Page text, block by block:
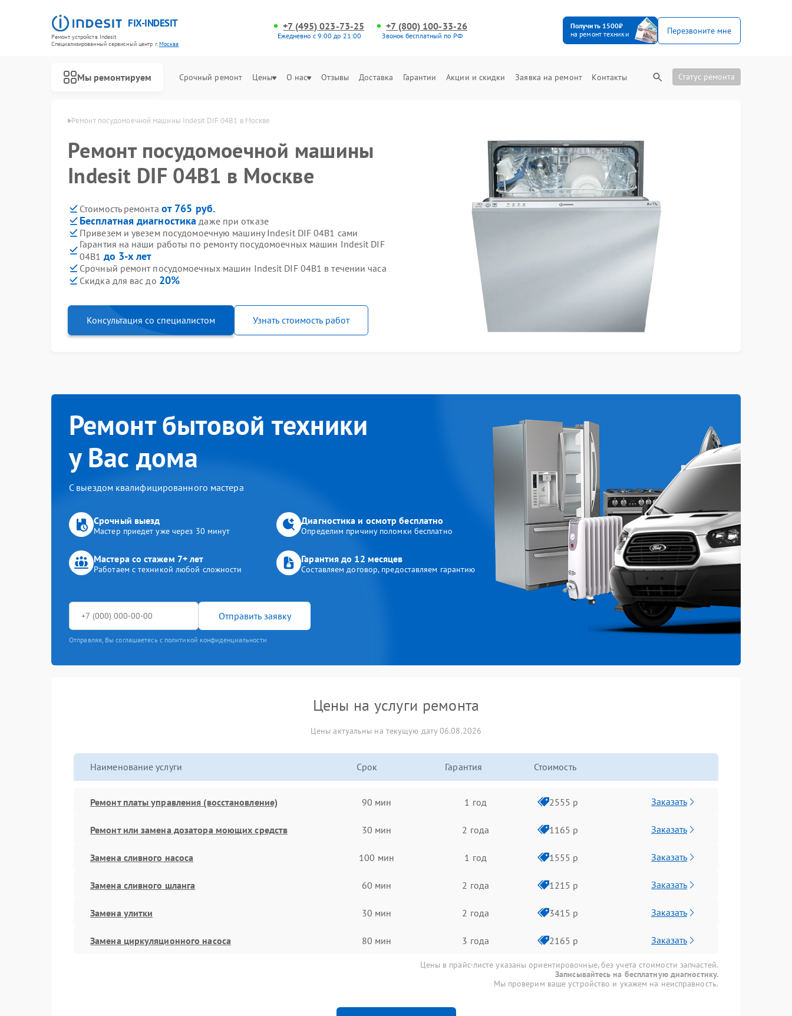
FIX-INDESIT
Ремонт устройств Indesit
Специализированный cервисный центр г.Москва
+7 (495) 023-73-25
Ежедневно с 9:00 до 21:00
+7 (800) 100-33-26
Звонок бесплатный по РФ
Получить 1500₽
на ремонт техники
Перезвоните мне
Мы ремонтируем Срочный ремонт Цены О нас Отзывы Доставка Гарантии Акции и скидки Заявка на ремонт Контакты Статус ремонта
Indesit в Москве Ремонт посудомоечной машины Indesit DIF 04B1 в Москве
Ремонт посудомоечной машины
Indesit DIF 04B1 в Москве
Стоимость ремонта от 765 руб.
Бесплатная диагностика даже при отказе
Привезем и увезем посудомоечную машину Indesit DIF 04B1 сами
Гарантия на наши работы по ремонту посудомоечных машин Indesit DIF
04B1 до 3-х лет
Срочный ремонт посудомоечных машин Indesit DIF 04B1 в течении часа
Скидка для вас до 20%
Консультация со специалистом Узнать стоимость работ
Ремонт бытовой техники
у Вас дома
С выездом квалифицированного мастера
Срочный выезд
Мастер приедет уже через 30 минут
Диагностика и осмотр бесплатно
Определим причину поломки бесплатно
Мастера со стажем 7+ лет
Работаем с техникой любой сложности
Гарантия до 12 месяцев
Составляем договор, предоставляем гарантию
Отправить заявку
Отправляя, Вы соглашаетесь с политикой конфиденциальности
Цены на услуги ремонта
Цены актуальны на текущую дату 06.08.2026
Наименование услуги Срок Гарантия Стоимость
Ремонт платы управления (восстановление) 90 мин 1 год 2555 р Заказать
Ремонт или замена дозатора моющих средств 30 мин 2 года 1165 р Заказать
Замена сливного насоса 100 мин 1 год 1555 р Заказать
Замена сливного шланга 60 мин 2 года 1215 р Заказать
Замена улитки 30 мин 2 года 3415 р Заказать
Замена циркуляционного насоса 80 мин 3 года 2165 р Заказать
Цены в прайс-листе указаны ориентировочные, без учета стоимости запчастей.
Записывайтесь на бесплатную диагностику.
Мы проверим ваше устройство и укажем на неисправность.